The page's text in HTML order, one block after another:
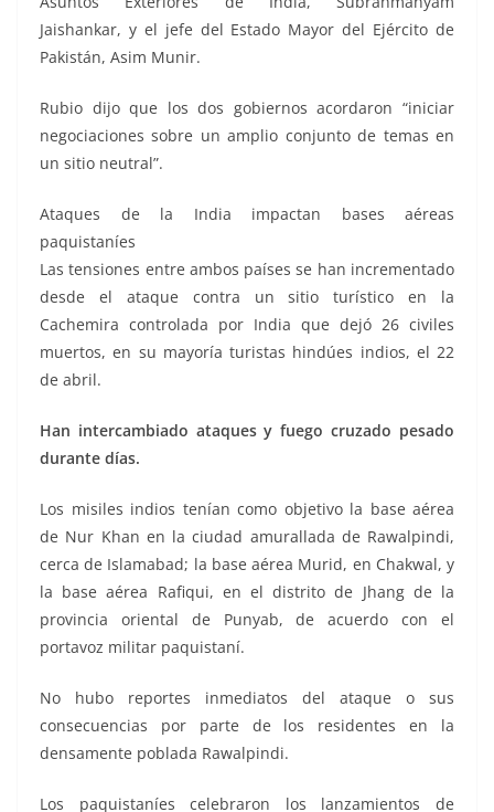
Jaishankar, y el jefe del Estado Mayor del Ejército de
Pakistán, Asim Munir.
Rubio dijo que los dos gobiernos acordaron “iniciar
negociaciones sobre un amplio conjunto de temas en
un sitio neutral”.
Ataques de la India impactan bases aéreas
paquistaníes
Las tensiones entre ambos países se han incrementado
desde el ataque contra un sitio turístico en la
Cachemira controlada por India que dejó 26 civiles
muertos, en su mayoría turistas hindúes indios, el 22
de abril.
Han intercambiado ataques y fuego cruzado pesado
durante días.
Los misiles indios tenían como objetivo la base aérea
de Nur Khan en la ciudad amurallada de Rawalpindi,
cerca de Islamabad; la base aérea Murid, en Chakwal, y
la base aérea Rafiqui, en el distrito de Jhang de la
provincia oriental de Punyab, de acuerdo con el
portavoz militar paquistaní.
No hubo reportes inmediatos del ataque o sus
consecuencias por parte de los residentes en la
densamente poblada Rawalpindi.
Los paquistaníes celebraron los lanzamientos de